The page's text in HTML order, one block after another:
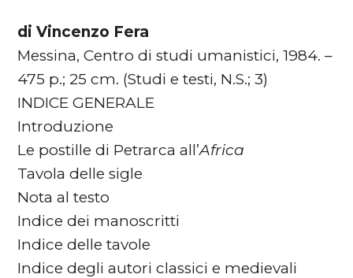
di Vincenzo Fera
Messina, Centro di studi umanistici, 1984. –
475 p.; 25 cm. (Studi e testi, N.S.; 3)
INDICE GENERALE
Introduzione
Le postille di Petrarca all’Africa
Tavola delle sigle
Nota al testo
Indice dei manoscritti
Indice delle tavole
Indice degli autori classici e medievali